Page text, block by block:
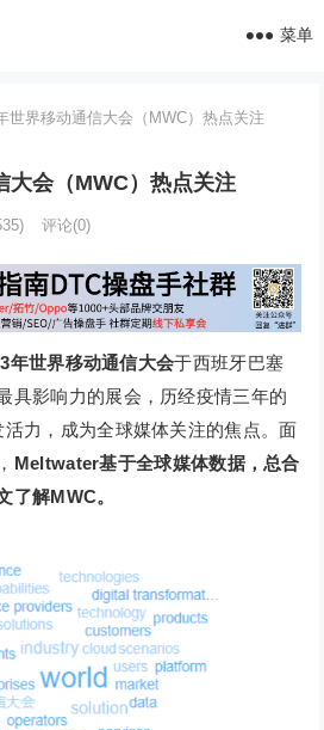
菜单
世界移动通信大会（MWC）热点关注
大会（MWC）热点关注
评论(0)
年世界移动通信大会于西班牙巴塞
具影响力的展会，历经疫情三年的
力，成为全球媒体关注的焦点。面
Meltwater基于全球媒体数据，总合
了解MWC。